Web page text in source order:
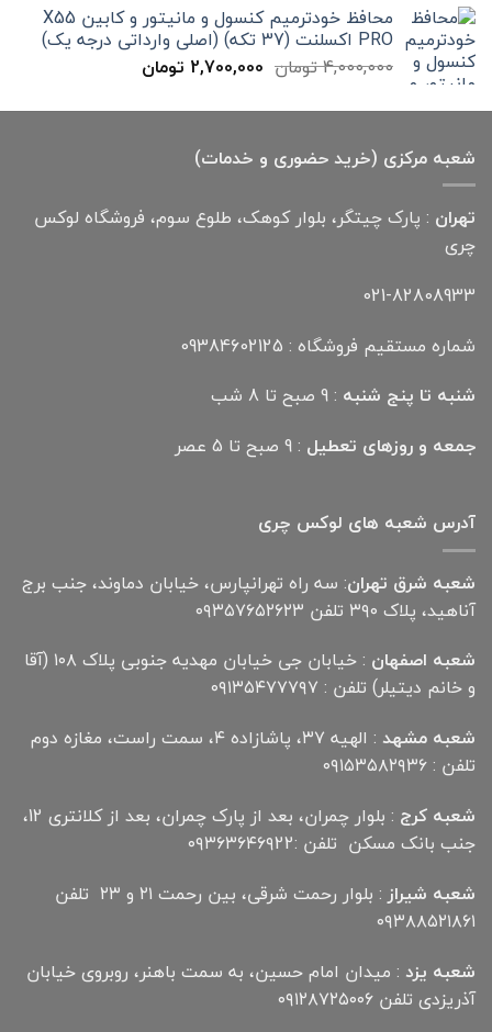
بود. است. محافظ خودترمیم کنسول و مانیتور و کابین X55
PRO اکسلنت (37 تکه) (اصلی وارداتی درجه یک)
4,000,000تومان قیمت
4,000,000 تومان
2,700,000 تومانقیمت
2,700,000 تومان
شعبه مرکزی (خرید حضوری و خدمات)
تهران : پارک چیتگر، بلوار کوهک، طلوع سوم، فروشگاه لوکس
چری
021-82808933
شماره مستقیم فروشگاه : 09384602125
شنبه تا پنج شنبه : 9 صبح تا 8 شب
جمعه و روزهای تعطیل : 9 صبح تا 5 عصر
آدرس شعبه های لوکس چری
شعبه شرق تهران: سه راه تهرانپارس، خیابان دماوند، جنب برج
آناهید، پلاک ۳۹۰ تلفن ۰۹۳۵۷۶۵۲۶۲۳
شعبه اصفهان
: خیابان جی خیابان مهدیه جنوبی پلاک ۱۰۸ (آقا
و خانم دیتیلر) تلفن : ۰۹۱۳۵۴۷۷۷۹۷
شعبه مشهد
: الهیه ۳۷، پاشازاده ۴، سمت راست، مغازه دوم
تلفن : ۰۹۱۵۳۵۸۲۹۳۶
شعبه کرج
: بلوار چمران، بعد از پارک چمران، بعد از کلانتری 12،
جنب بانک مسکن تلفن :۰۹۳۶۳۶۴۶۹22
شعبه شیراز
: بلوار رحمت شرقی، بین رحمت ۲۱ و ۲۳ تلفن
۰۹۳۸۸۵۲۱۸۶۱
شعبه یزد : میدان امام حسین، به سمت باهنر، روبروی خیابان
آذریزدی تلفن ۰۹۱۲۸۷۲۵۰۰۶